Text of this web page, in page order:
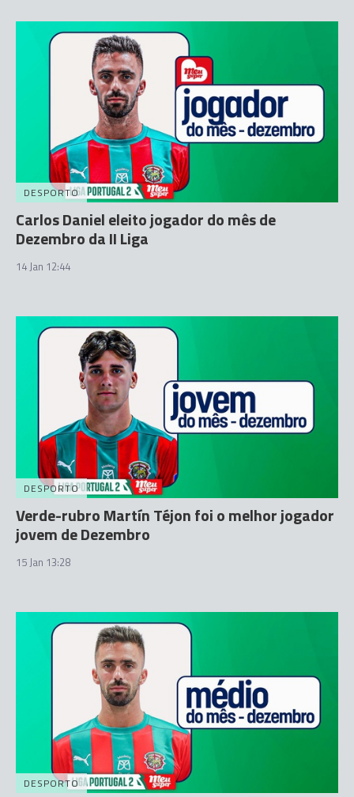
DESPORTO
Carlos Daniel eleito jogador do mês de
Dezembro da II Liga
14 Jan 12:44
DESPORTO
Verde-rubro Martín Téjon foi o melhor jogador
jovem de Dezembro
15 Jan 13:28
DESPORTO